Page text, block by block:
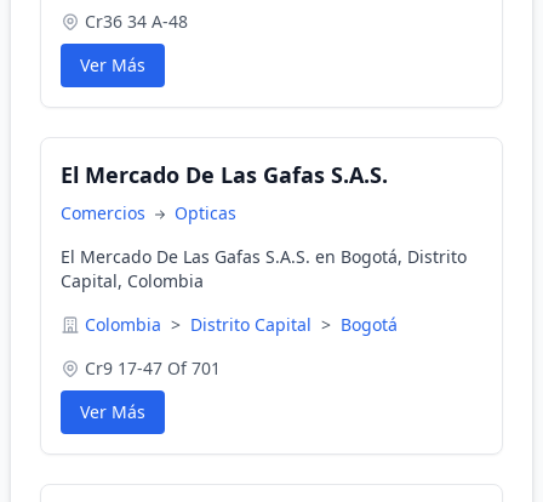
Cr36 34 A-48
Ver Más
El Mercado De Las Gafas S.A.S.
Comercios
Opticas
El Mercado De Las Gafas S.A.S. en Bogotá, Distrito
Capital, Colombia
Colombia > Distrito Capital > Bogotá
Cr9 17-47 Of 701
Ver Más